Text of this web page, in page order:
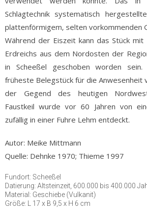
Schlagtechnik systematisch
plattenförmigem, selten vorkommenden
Während der Eiszeit kann das Stück
Erdreichs aus dem Nordosten der
in Scheeßel geschoben worden
früheste Belegstück für die Anwesenheit
der Gegend des heutigen
Faustkeil wurde vor 60 Jahren von
zufällig in einer Fuhre Lehm entdeckt.
Autor: Meike Mittmann
Quelle: Dehnke 1970; Thieme 1997
Fundort: Scheeßel
Datierung: Altsteinzeit, 600.000 bis 400.000
Material: Geschiebe (Vulkanit)
Größe: L 17 x B 9,5 x H 6 cm